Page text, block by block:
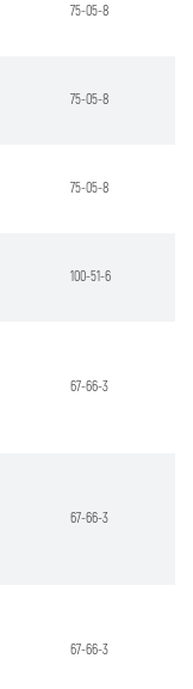
75-05-8
75-05-8
75-05-8
100-51-6
67-66-3
67-66-3
67-66-3